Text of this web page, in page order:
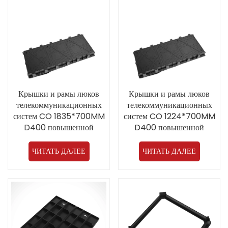
Крышки и рамы люков
телекоммуникационных
систем CO 1835*700MM
D400 повышенной
прочности с двойным
открыванием из ковкого
чугуна
ЧИТАТЬ ДАЛЕЕ
Крышки и рамы люков
телекоммуникационных
систем CO 1224*700MM
D400 повышенной
прочности с двойным
открыванием из ковкого
чугуна
ЧИТАТЬ ДАЛЕЕ